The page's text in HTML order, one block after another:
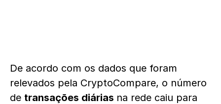
De acordo com os dados que foram
relevados pela CryptoCompare, o número
de transações diárias na rede caiu para